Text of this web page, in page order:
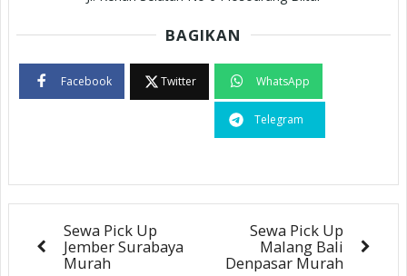
BAGIKAN
Facebook Twitter WhatsApp
Telegram
Sewa Pick Up
Jember Surabaya
Murah
Sewa Pick Up
Malang Bali
Denpasar Murah